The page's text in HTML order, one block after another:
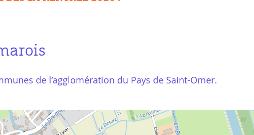
de l’agglomération du Pays de Saint-Omer.